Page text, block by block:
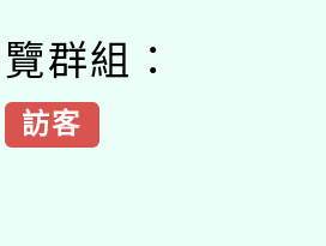
群組：
訪客